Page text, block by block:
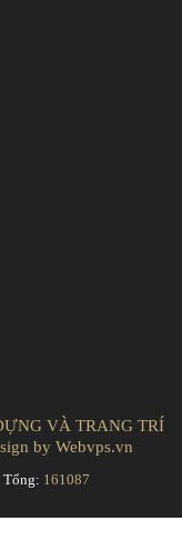
VÀ TRANG TRÍ
by Webvps.vn
Tổng: 161087